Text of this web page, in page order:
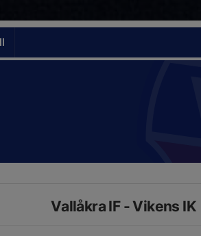
Vallåkra IF - Vikens IK